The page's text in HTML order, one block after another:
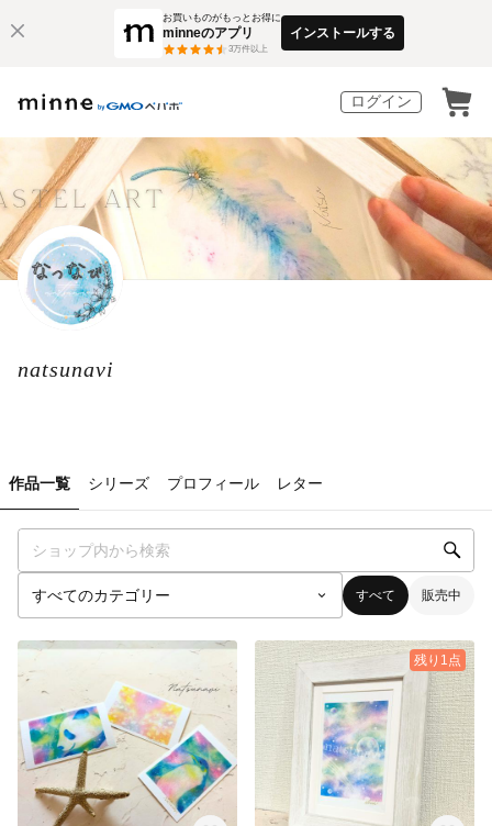
お買いものがもっとお得に
minneのアプリ
3万件以上
インストールする
ログイン
natsunavi
作品一覧 シリーズ プロフィール レター
すべて 販売中
残り1点